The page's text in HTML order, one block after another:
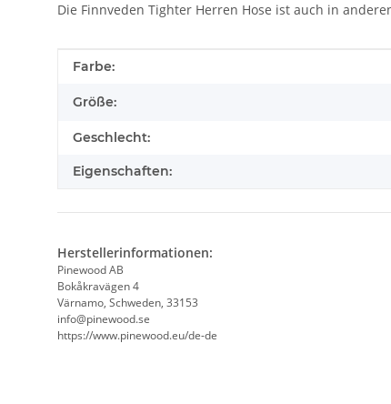
Die Finnveden Tighter Herren Hose ist auch in
Produkteigenschaft
Wert
Farbe:
Größe:
Geschlecht:
Eigenschaften:
Herstellerinformationen:
Pinewood AB
Bokåkravägen 4
Värnamo, Schweden, 33153
info@pinewood.se
https://www.pinewood.eu/de-de